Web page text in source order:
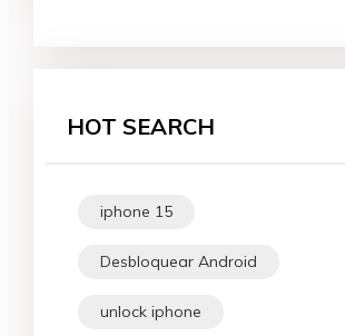
HOT SEARCH
iphone 15
Desbloquear Android
unlock iphone